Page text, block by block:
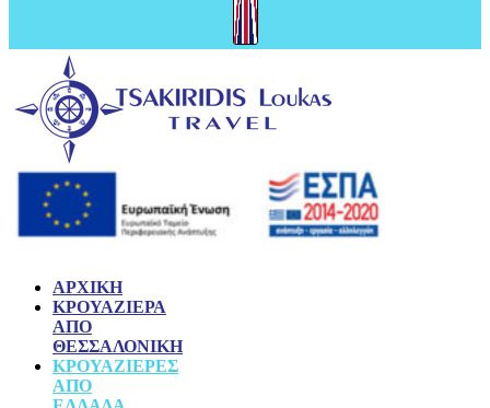
ΑΡΧΙΚΉ
ΚΡΟΥΑΖΙΈΡΑ
ΑΠΌ
ΘΕΣΣΑΛΟΝΊΚΗ
ΚΡΟΥΑΖΙΈΡΕΣ
ΑΠΌ